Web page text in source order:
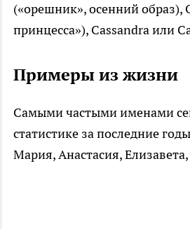
(«орешник», осенний образ),
принцесса»), Cassandra или
Примеры из жизни
Самыми частыми именами
статистике за последние
Мария, Анастасия,